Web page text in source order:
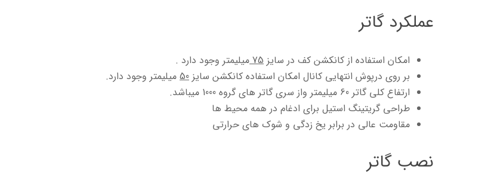
عملکرد گاتر
امکان استفاده از کانکشن کف در سایز 75 میلیمتر وجود دارد .
بر روی درپوش انتهایی کانال امکان استفاده کانکشن سایز 50 میلیمتر وجود دارد.
ارتفاع کلی گاتر 60 میلیمتر واز سری گاتر های گروه 1000 میباشد.
طراحی گریتینگ استیل برای ادغام در همه محیط ها
مقاومت عالی در برابر یخ زدگی و شوک های حرارتی
نصب گاتر